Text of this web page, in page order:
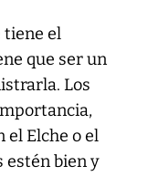
tiene el
que ser un
Los
el Elche o el
estén bien y